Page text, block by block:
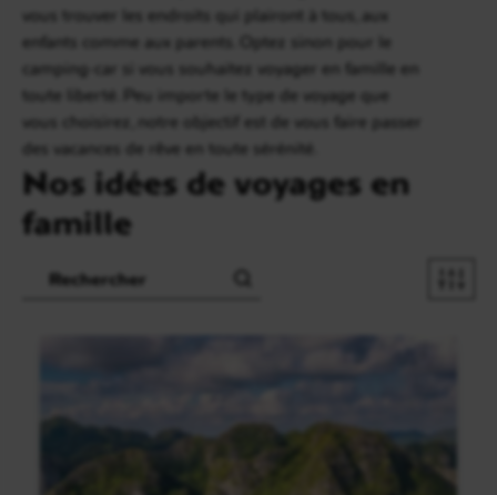
vous trouver les endroits qui plairont à tous, aux
enfants comme aux parents. Optez sinon pour le
camping-car si vous souhaitez voyager en famille en
toute liberté. Peu importe le type de voyage que
vous choisirez, notre objectif est de vous faire passer
des vacances de rêve en toute sérénité.
Nos idées de voyages en
famille
Recherche